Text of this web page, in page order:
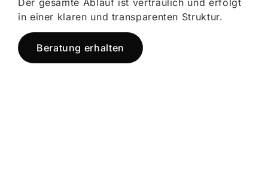
Der gesamte Ablauf ist vertraulich und erfolgt
in einer klaren und transparenten Struktur.
Beratung erhalten